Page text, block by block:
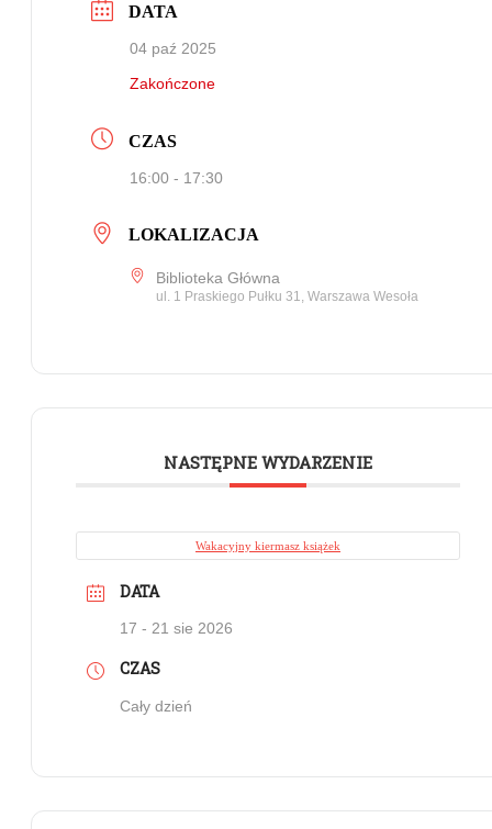
DATA
04 paź 2025
Zakończone
CZAS
16:00 - 17:30
LOKALIZACJA
Biblioteka Główna
ul. 1 Praskiego Pułku 31, Warszawa Wesoła
NASTĘPNE WYDARZENIE
Wakacyjny kiermasz książek
DATA
17 - 21 sie 2026
CZAS
Cały dzień